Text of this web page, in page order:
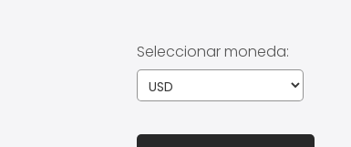
Seleccionar moneda: